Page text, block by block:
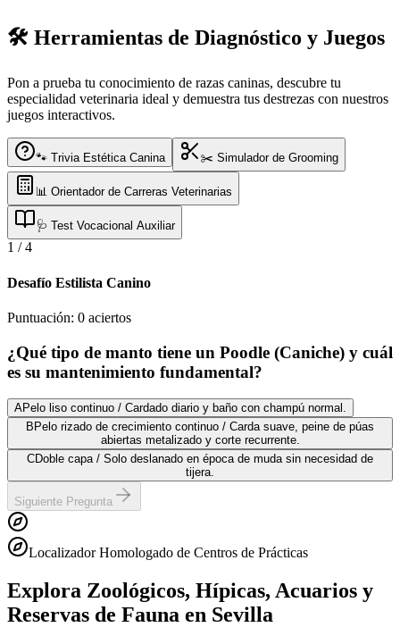
🛠️ Herramientas de Diagnóstico y Juegos
Pon a prueba tu conocimiento de razas caninas, descubre tu
especialidad veterinaria ideal y demuestra tus destrezas con nuestros
juegos interactivos.
🐾 Trivia Estética Canina ✂️ Simulador de Grooming
📊 Orientador de Carreras Veterinarias
🩺 Test Vocacional Auxiliar
1 /4
Desafío Estilista Canino
Puntuación: 0 aciertos
¿Qué tipo de manto tiene un Poodle (Caniche) y cuál
es su mantenimiento fundamental?
APelo liso continuo / Cardado diario y baño con champú normal.
B Pelo rizado de crecimiento continuo / Carda suave, peine de púas
abiertas metalizado y corte recurrente.
CDoble capa / Solo deslanado en época de muda sin necesidad de
tijera.
Siguiente Pregunta
Localizador Homologado de Centros de Prácticas
Explora Zoológicos, Hípicas, Acuarios y
Reservas de Fauna en Sevilla